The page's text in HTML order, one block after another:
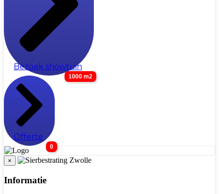
Bezoek showtuin
1000 m2
Offerte
0
×
Informatie